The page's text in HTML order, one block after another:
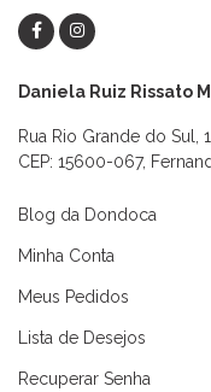
Daniela Ruiz Rissato
Rua Rio Grande do Sul,
CEP: 15600-067,
Blog da Dondoca
Minha Conta
Meus Pedidos
Lista de Desejos
Recuperar Senha